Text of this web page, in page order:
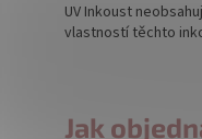
UV Inkoust
vlastností těchto
Jak